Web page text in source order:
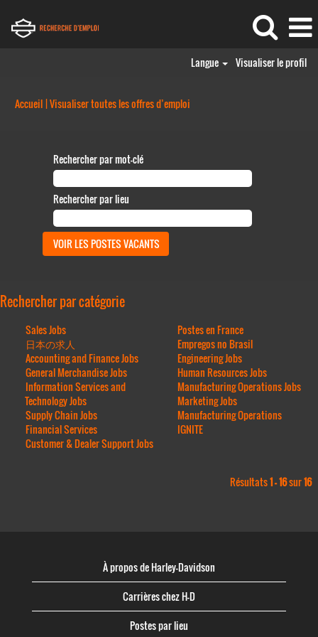
Langue Visualiser le profil
Accueil|Visualiser toutes les offres d’emploi
Rechercher par mot-clé
Rechercher par lieu
Rechercher par catégorie
Sales Jobs
Postes en France
日本の求人
Empregos no Brasil
Accounting and Finance Jobs
Engineering Jobs
General Merchandise Jobs
Human Resources Jobs
Information Services and
Technology Jobs
Manufacturing Operations Jobs
Marketing Jobs
Supply Chain Jobs
Manufacturing Operations
Financial Services
IGNITE
Customer & Dealer Support Jobs
Résultats1 – 16sur16
À propos de Harley-Davidson
Carrières chez H-D
Postes par lieu